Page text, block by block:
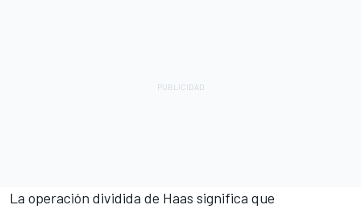
La operación dividida de Haas significa que